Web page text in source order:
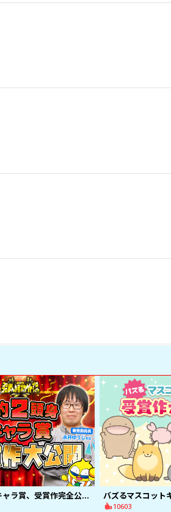
国民的2頭身キャラ賞、受賞作完全公開！
10603